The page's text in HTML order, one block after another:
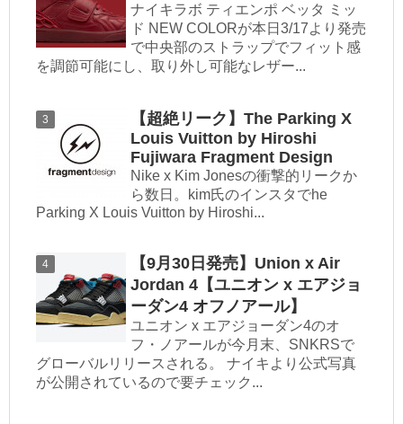
ナイキラボ ティエンポ ベッタ ミッ
ド NEW COLORが本日3/17より発売
で中央部のストラップでフィット感
を調節可能にし、取り外し可能なレザー...
【超絶リーク】The Parking X
Louis Vuitton by Hiroshi
Fujiwara Fragment Design
Nike x Kim Jonesの衝撃的リークか
ら数日。kim氏のインスタでhe
Parking X Louis Vuitton by Hiroshi...
【9月30日発売】Union x Air
Jordan 4【ユニオン x エアジョ
ーダン4 オフノアール】
ユニオン x エアジョーダン4のオ
フ・ノアールが今月末、SNKRSで
グローバルリリースされる。 ナイキより公式写真
が公開されているので要チェック...